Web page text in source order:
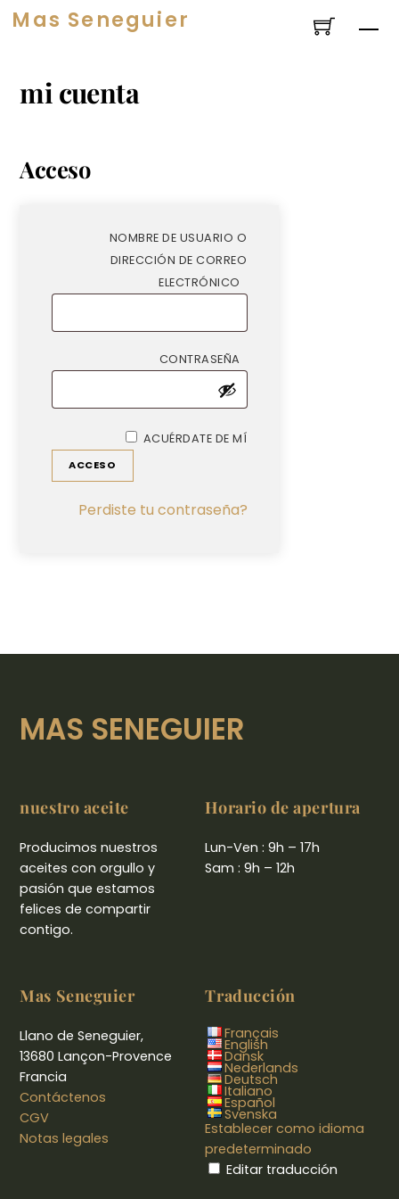
saltar
Mas Seneguier
mi cuenta
Acceso
NOMBRE DE USUARIO O
DIRECCIÓN DE CORREO
ELECTRÓNICO
CONTRASEÑA
ACUÉRDATE DE MÍ
ACCESO
Perdiste tu contraseña?
MAS SENEGUIER
nuestro aceite
Producimos nuestros
aceites con orgullo y
pasión que estamos
felices de compartir
contigo.
Horario de apertura
Lun-Ven : 9h – 17h
Sam : 9h – 12h
Mas Seneguier
Llano de Seneguier,
13680 Lançon-Provence
Francia
Contáctenos
CGV
Notas legales
Traducción
Français
English
Dansk
Nederlands
Deutsch
Italiano
Español
Svenska
Establecer como idioma
predeterminado
Editar traducción